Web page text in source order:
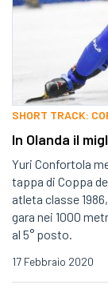
SHORT TRACK:
In Olanda il
Yuri Confortola
tappa di Coppa
atleta classe
gara nei 1000
al 5° posto.
17 Febbraio 2020